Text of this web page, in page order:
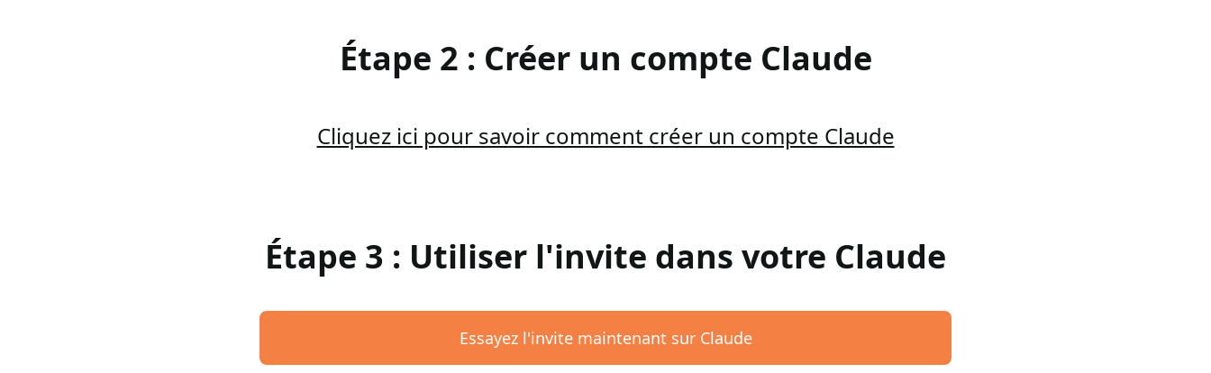
Étape 2 : Créer un compte Claude
Cliquez ici pour savoir comment créer un compte Claude
Étape 3 : Utiliser l'invite dans votre Claude
Essayez l'invite maintenant sur Claude